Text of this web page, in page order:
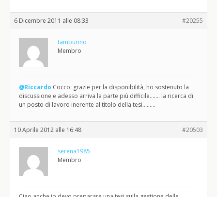
6 Dicembre 2011 alle 08:33 #20255
tamburino
Membro
@Riccardo Cocco: grazie per la disponibilità, ho sostenuto la
discussione e adesso arriva la parte più difficile……. la ricerca di
un posto di lavoro inerente al titolo della tesi………
10 Aprile 2012 alle 16:48 #20503
serena1985
Membro